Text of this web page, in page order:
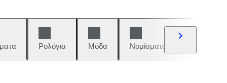
Ρολόγια Μόδα Νομίσματα και